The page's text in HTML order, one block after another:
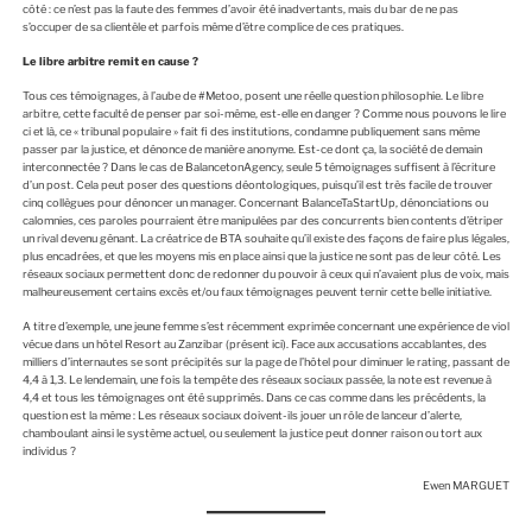
côté : ce n’est pas la faute des femmes d’avoir été inadvertants, mais du bar de ne pas
s’occuper de sa clientèle et parfois même d’être complice de ces pratiques.
Le libre arbitre remit en cause ?
Tous ces témoignages, à l’aube de #Metoo, posent une réelle question philosophie. Le libre
arbitre, cette faculté de penser par soi-même, est-elle en danger ? Comme nous pouvons le lire
ci et là, ce « tribunal populaire » fait fi des institutions, condamne publiquement sans même
passer par la justice, et dénonce de manière anonyme. Est-ce dont ça, la société de demain
interconnectée ? Dans le cas de BalancetonAgency, seule 5 témoignages suffisent à l’écriture
d’un post. Cela peut poser des questions déontologiques, puisqu’il est très facile de trouver
cinq collègues pour dénoncer un manager. Concernant BalanceTaStartUp, dénonciations ou
calomnies, ces paroles pourraient être manipulées par des concurrents bien contents d’étriper
un rival devenu gênant. La créatrice de BTA souhaite qu’il existe des façons de faire plus légales,
plus encadrées, et que les moyens mis en place ainsi que la justice ne sont pas de leur côté. Les
réseaux sociaux permettent donc de redonner du pouvoir à ceux qui n’avaient plus de voix, mais
malheureusement certains excès et/ou faux témoignages peuvent ternir cette belle initiative.
A titre d’exemple, une jeune femme s’est récemment exprimée concernant une expérience de viol
vécue dans un hôtel Resort au Zanzibar (présentici). Face aux accusations accablantes, des
milliers d’internautes se sont précipités sur la page de l’hôtel pour diminuer le rating, passant de
4,4 à 1,3. Le lendemain, une fois la tempête des réseaux sociaux passée, la note est revenue à
4,4 et tous les témoignages ont été supprimés. Dans ce cas comme dans les précédents, la
question est la même : Les réseaux sociaux doivent-ils jouer un rôle de lanceur d’alerte,
chamboulant ainsi le système actuel, ou seulement la justice peut donner raison ou tort aux
individus ?
Ewen MARGUET